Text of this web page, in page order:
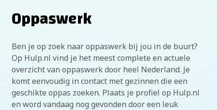
Oppaswerk
Ben je op zoek naar oppaswerk bij jou in de buurt?
Op Hulp.nl vind je het meest complete en actuele
overzicht van oppaswerk door heel Nederland. Je
komt eenvoudig in contact met gezinnen die een
geschikte oppas zoeken. Plaats je profiel op Hulp.nl
en word vandaag nog gevonden door een leuk